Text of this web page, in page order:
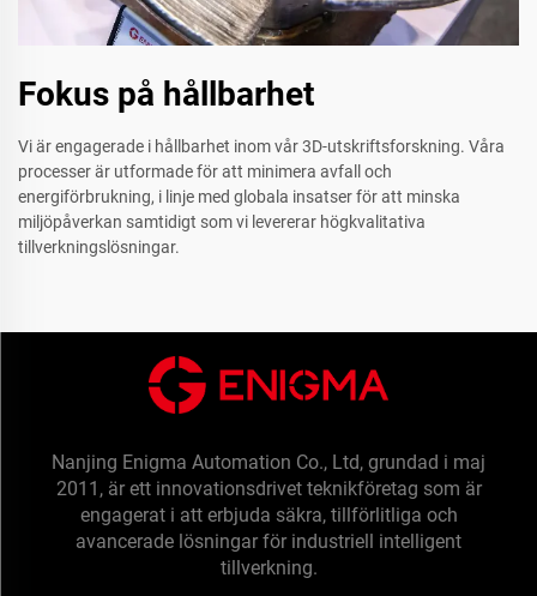
Fokus på hållbarhet
Vi är engagerade i hållbarhet inom vår 3D-utskriftsforskning. Våra
processer är utformade för att minimera avfall och
energiförbrukning, i linje med globala insatser för att minska
miljöpåverkan samtidigt som vi levererar högkvalitativa
tillverkningslösningar.
Nanjing Enigma Automation Co., Ltd, grundad i maj
2011, är ett innovationsdrivet teknikföretag som är
engagerat i att erbjuda säkra, tillförlitliga och
avancerade lösningar för industriell intelligent
tillverkning.